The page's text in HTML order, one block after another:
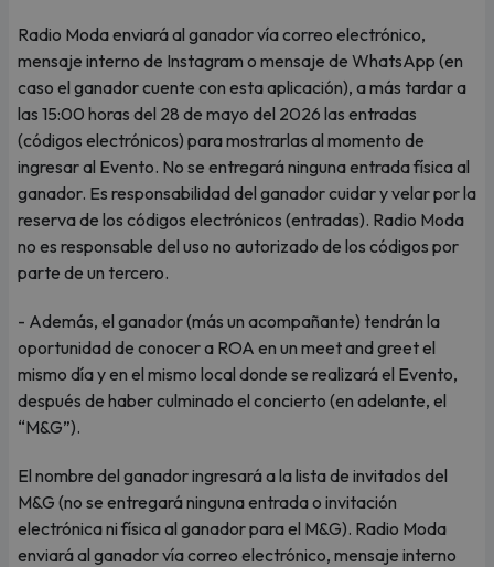
Radio Moda enviará al ganador vía correo electrónico,
mensaje interno de Instagram o mensaje de WhatsApp (en
caso el ganador cuente con esta aplicación), a más tardar a
las 15:00 horas del 28 de mayo del 2026 las entradas
(códigos electrónicos) para mostrarlas al momento de
ingresar al Evento. No se entregará ninguna entrada física al
ganador. Es responsabilidad del ganador cuidar y velar por la
reserva de los códigos electrónicos (entradas). Radio Moda
no es responsable del uso no autorizado de los códigos por
parte de un tercero.
- Además, el ganador (más un acompañante) tendrán la
oportunidad de conocer a ROA en un meet and greet el
mismo día y en el mismo local donde se realizará el Evento,
después de haber culminado el concierto (en adelante, el
“M&G”).
El nombre del ganador ingresará a la lista de invitados del
M&G (no se entregará ninguna entrada o invitación
electrónica ni física al ganador para el M&G). Radio Moda
enviará al ganador vía correo electrónico, mensaje interno